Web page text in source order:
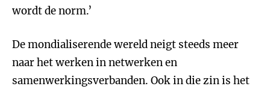
wordt de norm.’
De mondialiserende wereld neigt steeds meer
naar het werken in netwerken en
samenwerkingsverbanden. Ook in die zin is het